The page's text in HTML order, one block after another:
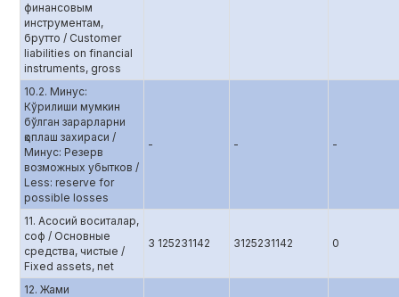
финансовым
инструментам,
брутто / Customer
liabilities on financial
instruments, gross
10.2. Минус:
Кўрилиши мумкин
бўлган зарарларни
қоплаш захираси /
Минус: Резерв
возможных убытков /
Less: reserve for
possible losses
- - -
11. Асосий воситалар,
соф / Основные
средства, чистые /
Fixed assets, net
3 125231142 3125231142 0
12. Жами